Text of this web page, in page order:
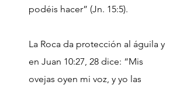
podéis hacer” (Jn. 15:5).
La Roca da protección al águila y
en Juan 10:27, 28 dice: “Mis
ovejas oyen mi voz, y yo las